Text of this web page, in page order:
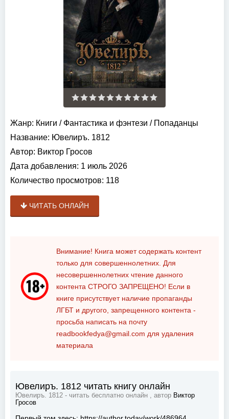
Жанр: Книги / Фантастика и фэнтези / Попаданцы
Название: Ювелиръ. 1812
Автор: Виктор Гросов
Дата добавления: 1 июль 2026
Количество просмотров: 118
ЧИТАТЬ ОНЛАЙН
Внимание! Книга может содержать контент
только для совершеннолетних. Для
несовершеннолетних чтение данного
контента СТРОГО ЗАПРЕЩЕНО! Если в
книге присутствует наличие пропаганды
ЛГБТ и другого, запрещенного контента -
просьба написать на почту
readbookfedya@gmail.com для удаления
материала
Ювелиръ. 1812 читать книгу онлайн
Ювелиръ. 1812 - читать бесплатно онлайн , автор Виктор
Гросов